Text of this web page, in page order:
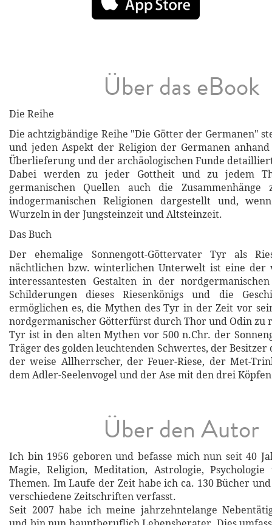
Über das eBook
Die Reihe
Die achtzigbändige Reihe "Die Götter der Germanen"
und jeden Aspekt der Religion der Germanen
Überlieferung und der archäologischen Funde
Dabei werden zu jeder Gottheit und zu jedem
germanischen Quellen auch die
indogermanischen Religionen dargestellt und,
Wurzeln in der Jungsteinzeit und Altsteinzeit.
Das Buch
Der ehemalige Sonnengott-Göttervater Tyr als
nächtlichen bzw. winterlichen Unterwelt ist eine der
interessantesten Gestalten in der
Schilderungen dieses Riesenkönigs und die
ermöglichen es, die Mythen des Tyr in der Zeit vor
nordgermanischer Götterfürst durch Thor und Odin zu
Tyr ist in den alten Mythen vor 500 n.Chr. der
Träger des golden leuchtenden Schwertes, der Besitzer
der weise Allherrscher, der Feuer-Riese, der Met-
dem Adler-Seelenvogel und der Ase mit den drei
Über den Autor
Ich bin 1956 geboren und befasse mich nun seit 40
Magie, Religion, Meditation, Astrologie,
Themen. Im Laufe der Zeit habe ich ca. 130 Bücher
verschiedene Zeitschriften verfasst.
Seit 2007 habe ich meine jahrzehntelange